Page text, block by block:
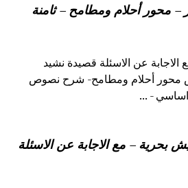
محور أحلام ومطامح – ثامنة
عن الاسئلة قصيدة نشيد
5 الخامس محور أحلام ومطامح- شرح نصوص
بحرية – مع الاجابة عن الاسئلة